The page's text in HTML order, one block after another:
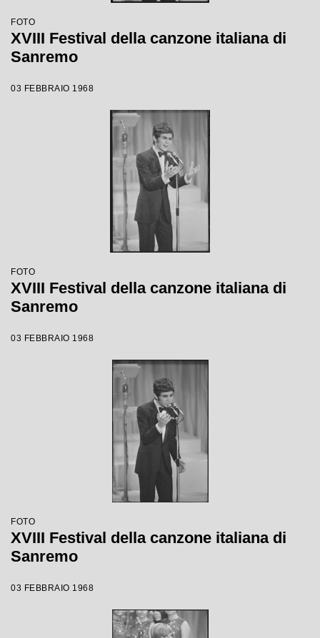
FOTO
XVIII Festival della canzone italiana di
Sanremo
03 FEBBRAIO 1968
FOTO
XVIII Festival della canzone italiana di
Sanremo
03 FEBBRAIO 1968
FOTO
XVIII Festival della canzone italiana di
Sanremo
03 FEBBRAIO 1968